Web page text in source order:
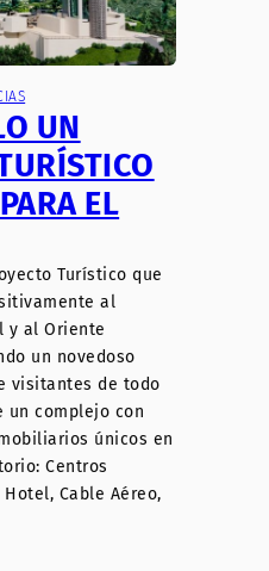
UN
EL
Turístico que
al
y al Oriente
un novedoso
visitantes de todo
un complejo con
únicos en
Centros
Cable Aéreo,